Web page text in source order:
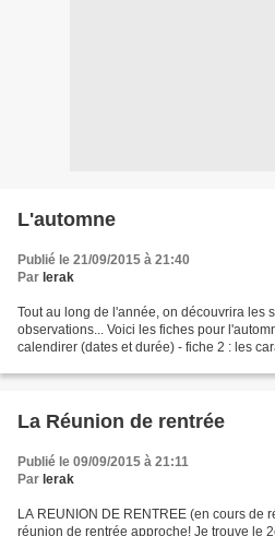
L'automne
Publié le 21/09/2015 à 21:40
Par lerak
Tout au long de l'année, on découvrira les
observations... Voici les fiches pour
calendirer (dates et durée) - fiche 2 : les
La Réunion de rentrée
Publié le 09/09/2015 à 21:11
Par lerak
LA REUNION DE RENTREE (en cours de
réunion de rentrée approche! Je trouve le